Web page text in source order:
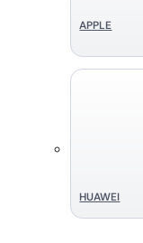
APPLE
HUAWEI